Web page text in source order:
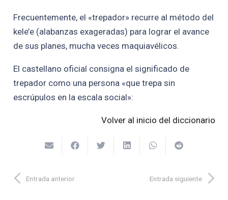
Frecuentemente, el «trepador» recurre al método del
kele’e (alabanzas exageradas) para lograr el avance
de sus planes, mucha veces maquiavélicos.
El castellano oficial consigna el significado de
trepador como una persona «que trepa sin
escrúpulos en la escala social»:
Volver al inicio del diccionario
Entrada anterior Entrada siguiente